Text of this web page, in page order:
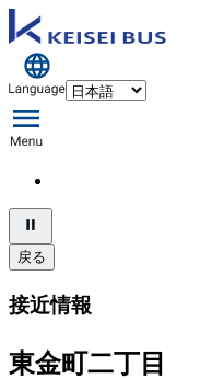
戻る
接近情報
東金町二丁目